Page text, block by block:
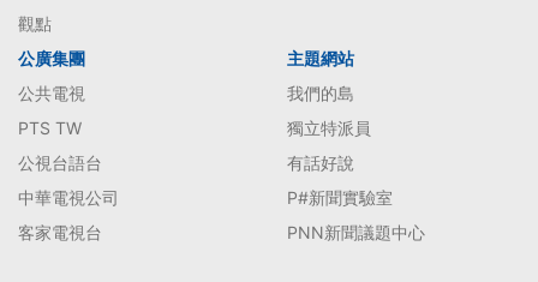
觀點
公廣集團
公共電視
PTS TW
公視台語台
中華電視公司
客家電視台
主題網站
我們的島
獨立特派員
有話好說
P#新聞實驗室
PNN新聞議題中心